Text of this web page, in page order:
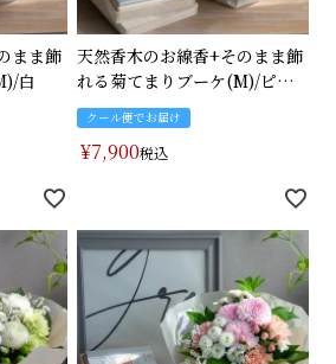
まま飾
白
天然香木のお線香+そのまま飾
れる菊てまりブーケ(M)/ピン
ククール便でお届け
¥7,900税込